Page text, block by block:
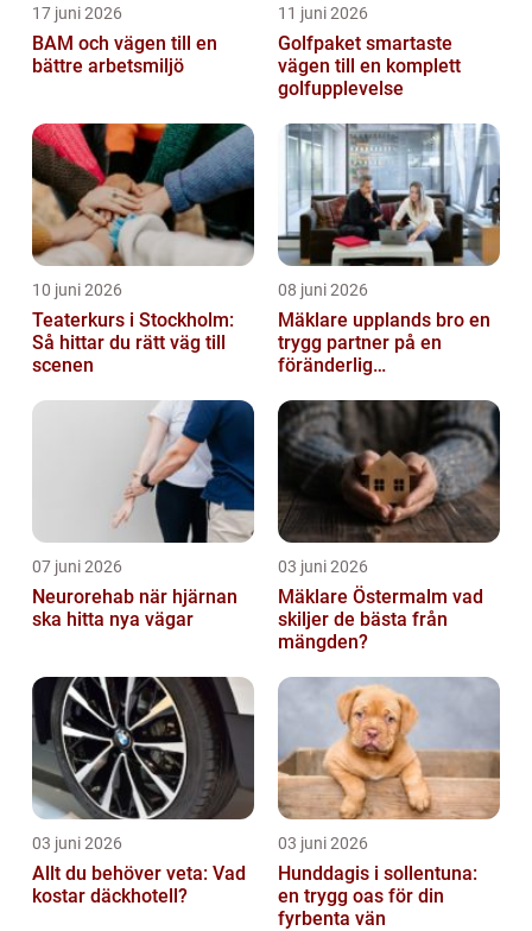
17 juni 2026
BAM och vägen till en
bättre arbetsmiljö
11 juni 2026
Golfpaket smartaste
vägen till en komplett
golfupplevelse
10 juni 2026
Teaterkurs i Stockholm:
Så hittar du rätt väg till
scenen
08 juni 2026
Mäklare upplands bro en
trygg partner på en
föränderlig
07 juni 2026
Neurorehab när hjärnan
ska hitta nya vägar
03 juni 2026
Mäklare Östermalm vad
skiljer de bästa från
mängden?
03 juni 2026
Allt du behöver veta: Vad
kostar däckhotell?
03 juni 2026
Hunddagis i sollentuna:
en trygg oas för din
fyrbenta vän